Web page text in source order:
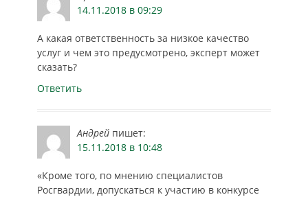
работе совещания
представитель
Контрольно-
счетной палаты
14.11.2018 в 09:29
А какая ответственность за низкое качество
услуг и чем это предусмотрено, эксперт может
сказать?
Ответить
Андрей пишет:
15.11.2018 в 10:48
«Кроме того, по мнению специалистов
Росгвардии, допускаться к участию в конкурсе